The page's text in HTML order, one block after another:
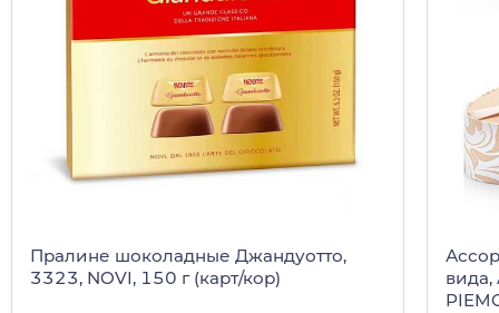
Пралине шоколадные Джандуотто,
3323, NOVI, 150 г (карт/кор)
вида,